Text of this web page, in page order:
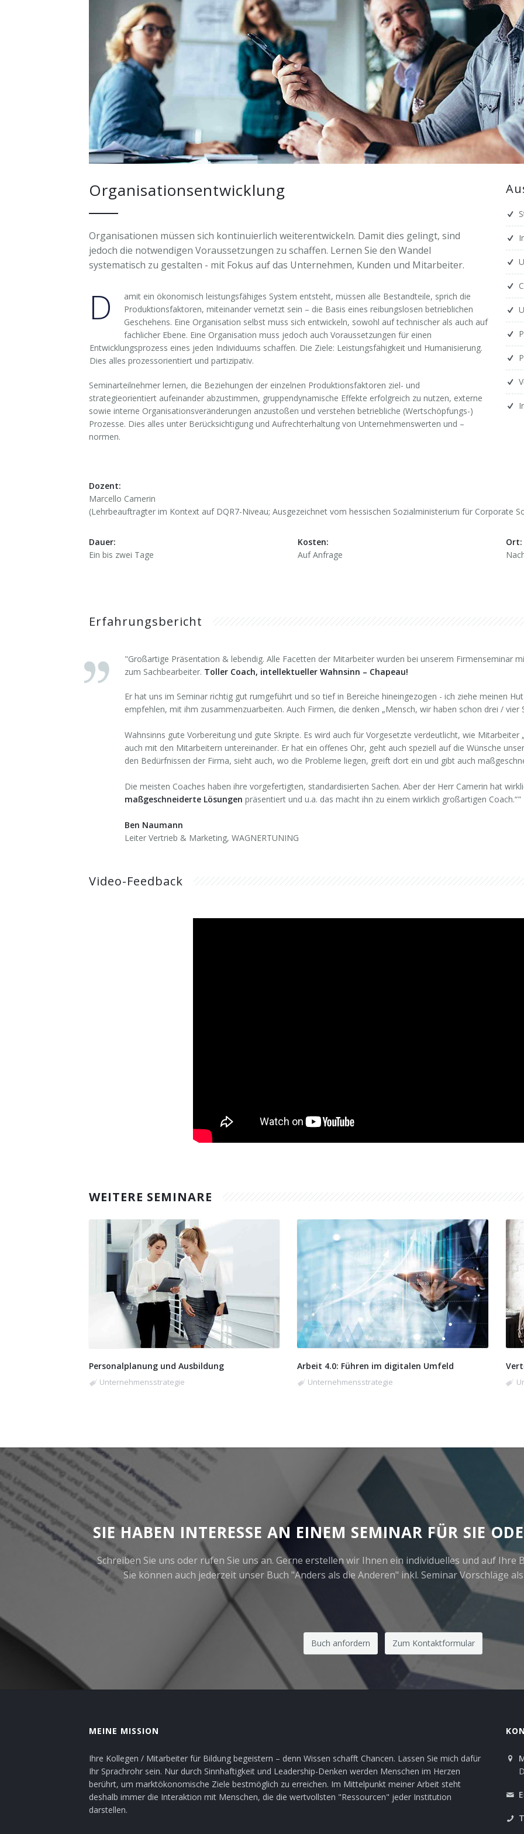
Trainerausbildung
Forschung
& Lehre
Change
Leader
Keynote
Speaker
Nutzen
Veröffentlichungen
Downloads
Presseberichte
Organisationsentwicklung
Organisationen müssen sich kontinuierlich weiterentwickeln. Damit dies gelingt, sind
jedoch die notwendigen Voraussetzungen zu schaffen. Lernen Sie den Wandel
systematisch zu gestalten - mit Fokus auf das Unternehmen, Kunden und Mitarbeiter.
D
amit ein ökonomisch leistungsfähiges System entsteht, müssen alle Bestandteile, sprich die
Produktionsfaktoren, miteinander vernetzt sein – die Basis eines reibungslosen betrieblichen
Geschehens. Eine Organisation selbst muss sich entwickeln, sowohl auf technischer als auch auf
fachlicher Ebene. Eine Organisation muss jedoch auch Voraussetzungen für einen
Entwicklungsprozess eines jeden Individuums schaffen. Die Ziele: Leistungsfähigkeit und Humanisierung.
Dies alles prozessorientiert und partizipativ.
Seminarteilnehmer lernen, die Beziehungen der einzelnen Produktionsfaktoren ziel- und
strategieorientiert aufeinander abzustimmen, gruppendynamische Effekte erfolgreich zu nutzen, externe
sowie interne Organisationsveränderungen anzustoßen und verstehen betriebliche (Wertschöpfungs-)
Prozesse. Dies alles unter Berücksichtigung und Aufrechterhaltung von Unternehmenswerten und –
normen.
Dozent:
Marcello Camerin
(Lehrbeauftragter im Kontext auf DQR7-Niveau; Ausgezeichnet vom hessischen Sozialministerium für Corporate
Dauer:
Ein bis zwei Tage
Kosten:
Auf Anfrage
Ort:
Erfahrungsbericht
"Großartige Präsentation & lebendig. Alle Facetten der Mitarbeiter wurden bei unserem Firmenseminar
zum Sachbearbeiter. Toller Coach, intellektueller Wahnsinn – Chapeau!
Er hat uns im Seminar richtig gut rumgeführt und so tief in Bereiche hineingezogen - ich ziehe meinen
empfehlen, mit ihm zusammenzuarbeiten. Auch Firmen, die denken „Mensch, wir haben schon drei / vier
Wahnsinns gute Vorbereitung und gute Skripte. Es wird auch für Vorgesetzte verdeutlicht, wie
auch mit den Mitarbeitern untereinander. Er hat ein offenes Ohr, geht auch speziell auf die Wünsche
den Bedürfnissen der Firma, sieht auch, wo die Probleme liegen, greift dort ein und gibt auch
Die meisten Coaches haben ihre vorgefertigten, standardisierten Sachen. Aber der Herr Camerin hat
maßgeschneiderte Lösungen präsentiert und u.a. das macht ihn zu einem wirklich großartigen Coach.“"
Ben Naumann
Leiter Vertrieb & Marketing, WAGNERTUNING
Video-Feedback
WEITERE SEMINARE
Personalplanung und Ausbildung
Unternehmensstrategie
Arbeit 4.0: Führen im digitalen Umfeld
Unternehmensstrategie
SIE HABEN INTERESSE AN EINEM SEMINAR FÜR SIE
Schreiben Sie uns oder rufen Sie uns an. Gerne erstellen wir Ihnen ein individuelles und auf Ihre
Sie können auch jederzeit unser Buch "Anders als die Anderen" inkl. Seminar Vorschläge
Buch anfordern Zum Kontaktformular
MEINE MISSION
Ihre Kollegen / Mitarbeiter für Bildung begeistern – denn Wissen schafft Chancen. Lassen Sie mich dafür
Ihr Sprachrohr sein. Nur durch Sinnhaftigkeit und Leadership-Denken werden Menschen im Herzen
berührt, um marktökonomische Ziele bestmöglich zu erreichen. Im Mittelpunkt meiner Arbeit steht
deshalb immer die Interaktion mit Menschen, die die wertvollsten "Ressourcen" jeder Institution
darstellen.